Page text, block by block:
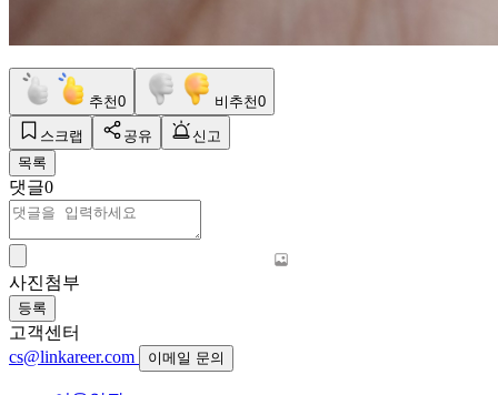
추천0 비추천0
스크랩 공유
신고
목록
댓글0
사진첨부
등록
고객센터
cs@linkareer.com
이메일 문의